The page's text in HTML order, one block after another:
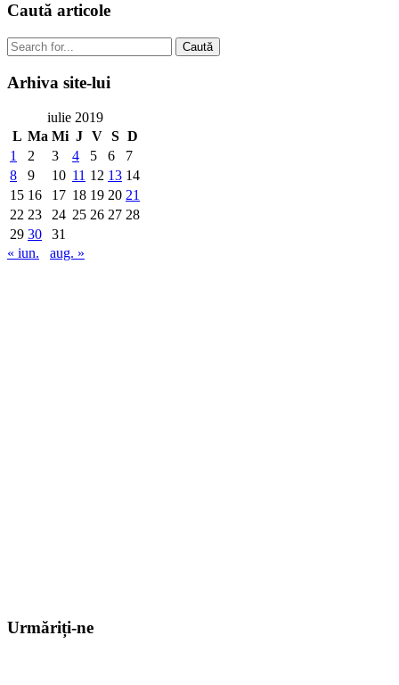
Caută articole
Caută
Arhiva site-lui
iulie 2019
L Ma Mi J V S D
1
2 3 4 5 6
7
8
9 10 11 12 13 14
15 16 17 18 19 20 21
22 23 24 25 26 27 28
29 30
31
« iun.
aug. »
Urmăriți-ne